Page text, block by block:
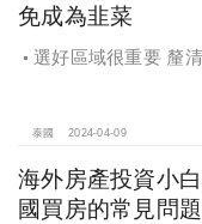
免成為韭菜
選好區域很重要 釐
泰國 2024-04-09
海外房產投資小
國買房的常見問